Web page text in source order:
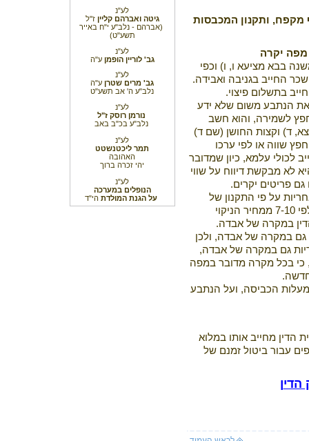
מקפח, ותקנון המכבסות
יקרה
בבא מציעא ו, ו) וכפי
החייב בגניבה ואבידה.
בתשלום פיצוי.
את הנתבע משום שלא ידע
לשמירה, והוא חשב
ד) וקצות החושן (שם ד)
שווה או לפי ערכו
לכולי עלמא, כיון שמדובר
לא מבקשת דיווח על שווי
פריטים יקרים.
על פי התקנון של
המכבסה. התקנון מגביל את האחריות לפי 7-10 ממחיר הניקוי
במקרה של אבדה.
גם במקרה של אבדה, ולכן
גם במקרה של אבדה,
כי בכל מקרה מדובר במפה
הכביסה, ועל הנתבע
הדין מחייב אותו במלוא
₪, ובסך 1,000 ₪ נוספים עבור ביטול זמנם של
הדין
לע"נ
גיטה ואברהם קליין ז"ל
(אברהם - נלב"ע י"ח באייר
תשע"ט)
לע"נ
גב' לוריין הופמן ע"ה
לע"נ
גב' מרים שטרן ע"ה
נלב"ע ה' אב תשע"ט
לע"נ
נורמן רוסק ז"ל
נלב"ע בכ"ב באב
לע"נ
תמר ליכטנשטט
האהובה
יהי זכרה ברוך
לע"נ
הנופלים במערכה
על הגנת המולדת הי"ד